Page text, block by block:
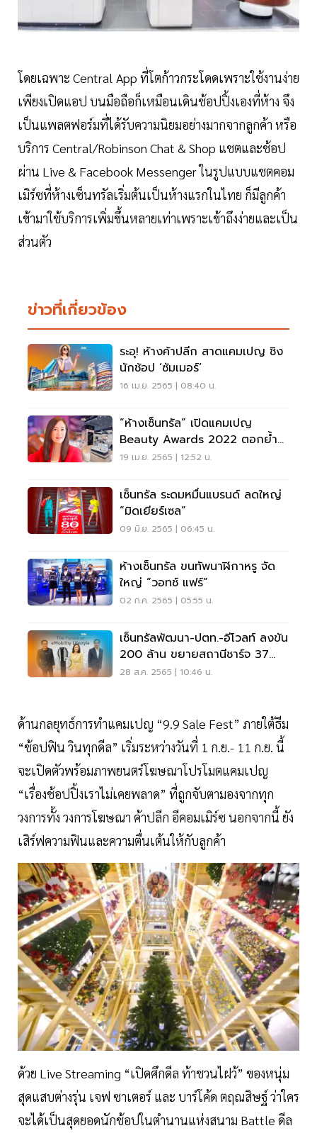
โดยเฉพาะ Central App ที่โตก้าวกระโดดเพราะใช้งานง่าย
เพียงเปิดแอป บนมือถือก็เหมือนเดินช้อปปิ้งเองที่ห้าง จึง
เป็นแพลตฟอร์มที่ได้รับความนิยมอย่างมากจากลูกค้า หรือ
บริการ Central/Robinson Chat & Shop แชตและช้อป
ผ่าน Live & Facebook Messenger ในรูปแบบแชตคอม
เมิร์ซที่ห้างเซ็นทรัลเริ่มต้นเป็นห้างแรกในไทย ก็มีลูกค้า
เข้ามาใช้บริการเพิ่มขึ้นหลายเท่าเพราะเข้าถึงง่ายและเป็น
ส่วนตัว
ข่าวที่เกี่ยวข้อง
ระอุ! ห้างค้าปลีก สาดแคมเปญ ชิง
นักช้อป ‘ซัมเมอร์’
16 เม.ย. 2565 | 08:40 น.
“ห้างเซ็นทรัล” เปิดแคมเปญ
Beauty Awards 2022 ตอกย้ำ
เบอร์ 1 บิวตี้เดสติเนชั่น
19 เม.ย. 2565 | 12:52 น.
เซ็นทรัล ระดมหมื่นแบรนด์ ลดใหญ่
“มิดเยียร์เซล”
09 มิ.ย. 2565 | 06:45 น.
ห้างเซ็นทรัล ขนทัพนาฬิกาหรู จัด
ใหญ่ “วอทช์ แฟร์”
02 ก.ค. 2565 | 05:55 น.
เซ็นทรัลพัฒนา-ปตท.-อีโวลท์ ลงขัน
200 ล้าน ขยายสถานีชาร์จ 37
ห้างทั่วประเทศ
28 ส.ค. 2565 | 10:46 น.
ด้านกลยุทธ์การทำแคมเปญ “9.9 Sale Fest” ภายใต้ธีม
“ช้อปฟิน วินทุกดีล” เริ่มระหว่างวันที่ 1 ก.ย.- 11 ก.ย. นี้
จะเปิดตัวพร้อมภาพยนตร์โฆษณาโปรโมตแคมเปญ
“เรื่องช้อปปิ้งเราไม่เคยพลาด” ที่ถูกจับตามองจากทุก
วงการทั้ง วงการโฆษณา ค้าปลีก อีคอมเมิร์ซ นอกจากนี้ ยัง
เสิร์ฟความฟินและความตื่นเต้นให้กับลูกค้า
ด้วย Live Streaming “เปิดศึกดีล ท้าชวนไฝว้” ของหนุ่ม
สุดแสบต่างรุ่น เจฟ ซาเตอร์ และ บาร์โค้ด ตฤณสิษฐ์ ว่าใคร
จะได้เป็นสุดยอดนักช้อปในตำนานแห่งสนาม Battle ดีล